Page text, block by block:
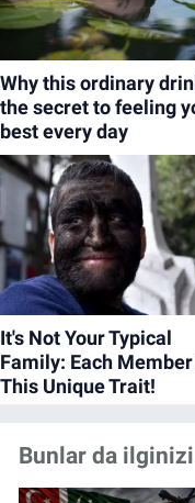
Bunlar da